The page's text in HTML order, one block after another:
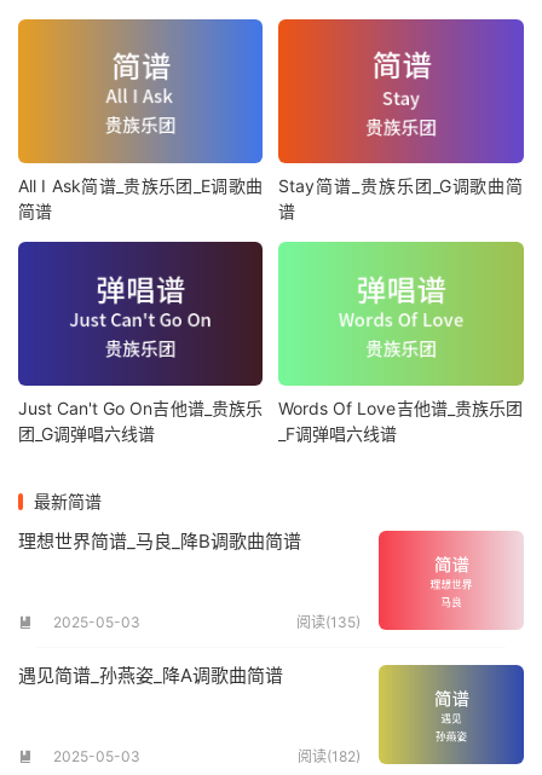
All I Ask简谱_贵族乐团_E调歌曲
简谱
Stay简谱_贵族乐团_G调歌曲简
谱
Just Can't Go On吉他谱_贵族乐
团_G调弹唱六线谱
Words Of Love吉他谱_贵族乐团
_F调弹唱六线谱
最新简谱
理想世界简谱_马良_降B调歌曲简谱
 2025-05-03 阅读(135)
遇见简谱_孙燕姿_降A调歌曲简谱
 2025-05-03 阅读(182)